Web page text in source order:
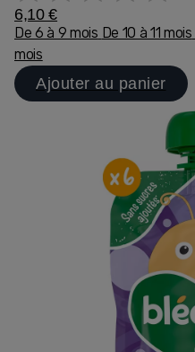
6,10 €
De 6 à 9 mois De 10 à 11 mois
mois
Ajouter au panier